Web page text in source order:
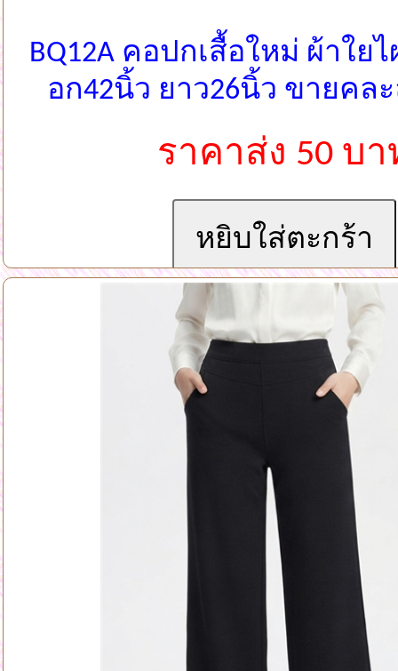
BQ12A คอปกเสื้อใหม่ ผ้าใย
อก42นิ้ว ยาว26นิ้ว ขายคล
ราคาส่ง 50 บา